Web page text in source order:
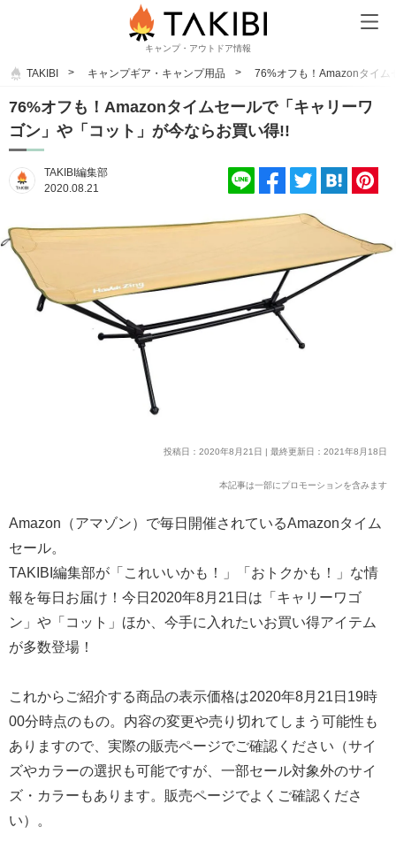
キャンプ・アウトドア情報
TAKIBI キャンプギア・キャンプ用品 76%オフも！Amazonタイム
76%オフも！Amazonタイムセールで「キャリーワ
ゴン」や「コット」が今ならお買い得!!
TAKIBI編集部
2020.08.21
投稿日：2020年8月21日 | 最終更新日：2021年8月18日
本記事は一部にプロモーションを含みます
Amazon（アマゾン）で毎日開催されているAmazonタイム
セール。
TAKIBI編集部が「これいいかも！」「おトクかも！」な情
報を毎日お届け！今日2020年8月21日は「キャリーワゴ
ン」や「コット」ほか、今手に入れたいお買い得アイテム
が多数登場！
これからご紹介する商品の表示価格は2020年8月21日19時
00分時点のもの。内容の変更や売り切れてしまう可能性も
ありますので、実際の販売ページでご確認ください（サイ
ズやカラーの選択も可能ですが、一部セール対象外のサイ
ズ・カラーもあります。販売ページでよくご確認くださ
い）。